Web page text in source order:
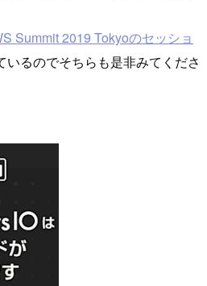
Summit 2019 Tokyoのセッショ
いるのでそちらも是非みてくださ